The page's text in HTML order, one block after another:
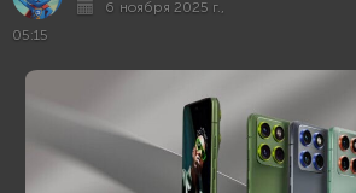
6 ноября 2025 г.,
05:15